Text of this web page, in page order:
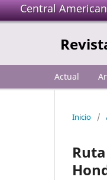
Central
Actual
Inicio /